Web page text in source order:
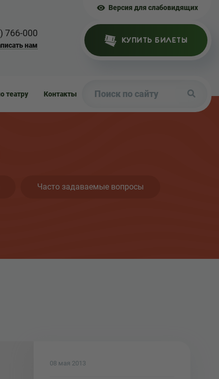
Версия для слабовидящих
766-000
нам
КУПИТЬ БИЛЕТЫ
театру Контакты
Часто задаваемые вопросы
08 мая 2013